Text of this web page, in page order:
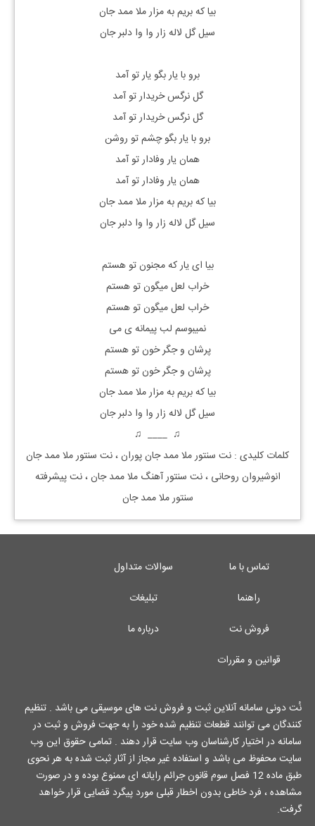
بیا که بریم به مزار ملا ممد جان
سیل گل لاله زار وا وا دلبر جان
برو با یار بگو یار تو آمد​
گل نرگس خریدار تو آمد​
گل نرگس خریدار تو آمد​
برو با یار بگو چشم تو روشن​
همان یار وفادار تو آمد​
همان یار وفادار تو آمد​
بیا که بریم به مزار ملا ممد جان​
سیل گل لاله زار وا وا دلبر جان​
بیا ای یار که مجنون تو هستم​
خراب لعل میگون تو هستم​
خراب لعل میگون تو هستم​
نمیبوسم لب پیمانه ی می​
پرشان و جگر خون تو هستم​
پرشان و جگر خون تو هستم​
بیا که بریم به مزار ملا ممد جان​
سیل گل لاله زار وا وا دلبر جان​
♫ ____ ♫
کلمات کلیدی : نت سنتور ملا ممد جان پوران ، نت سنتور ملا ممد جان
انوشیروان روحانی ، نت سنتور آهنگ ملا ممد جان ، نت پیشرفته
سنتور ملا ممد جان
تماس با ما
سوالات متداول
راهنما
تبلیغات
فروش نت
درباره ما
قوانین و مقررات
نُت دونی سامانه آنلاین ثبت و فروش نت های موسیقی می باشد . تنظیم
کنندگان می توانند قطعات تنظیم شده خود را به جهت فروش و ثبت در
سامانه در اختیار کارشناسان وب سایت قرار دهند . تمامی حقوق این وب
سایت محفوظ می باشد و استفاده غیر مجاز از آثار ثبت شده به هر نحوی
طبق ماده 12 فصل سوم قانون جرائم رایانه ای ممنوع بوده و در صورت
مشاهده ، فرد خاطی بدون اخطار قبلی مورد پیگرد قضایی قرار خواهد
گرفت.